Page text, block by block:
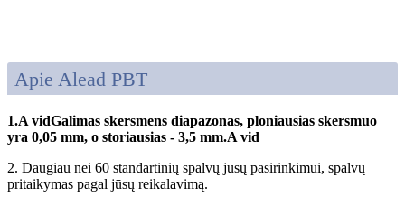
Apie Alead PBT
1.A vidGalimas skersmens diapazonas, ploniausias skersmuo
yra 0,05 mm, o storiausias - 3,5 mm.A vid
2. Daugiau nei 60 standartinių spalvų jūsų pasirinkimui, spalvų
pritaikymas pagal jūsų reikalavimą.